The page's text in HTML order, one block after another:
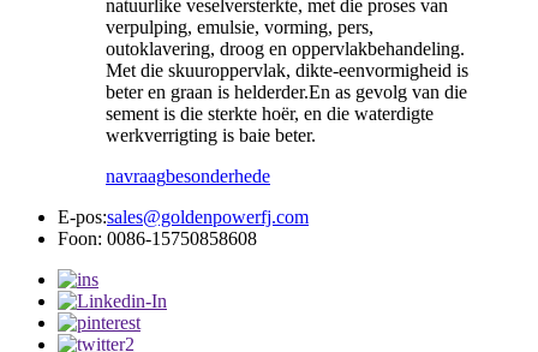
natuurlike veselversterkte, met die proses van
verpulping, emulsie, vorming, pers,
outoklavering, droog en oppervlakbehandeling.
Met die skuuroppervlak, dikte-eenvormigheid is
beter en graan is helderder.En as gevolg van die
sement is die sterkte hoër, en die waterdigte
werkverrigting is baie beter.
navraagbesonderhede
E-pos:sales@goldenpowerfj.com
Foon: 0086-15750858608